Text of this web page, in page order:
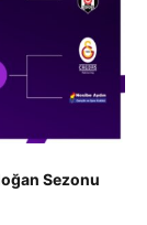
Sezonu